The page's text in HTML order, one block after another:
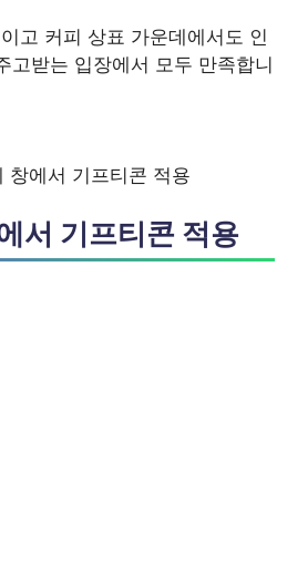
고 커피 상표 가운데에서도 인
고받는 입장에서 모두 만족합니
창에서 기프티콘 적용
서 기프티콘 적용